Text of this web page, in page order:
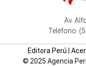
Av.
Teléfono:
Editora Perú
© 2025 Agencia